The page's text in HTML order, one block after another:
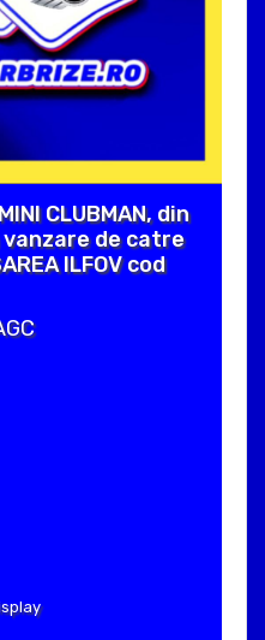
CLUBMAN, din
de catre
ILFOV cod